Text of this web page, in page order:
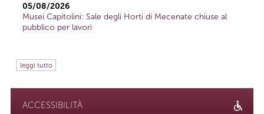
05/08/2026
Musei Capitolini: Sale degli Horti di Mecenate chiuse al
pubblico per lavori
leggi tutto
ACCESSIBILITÀ